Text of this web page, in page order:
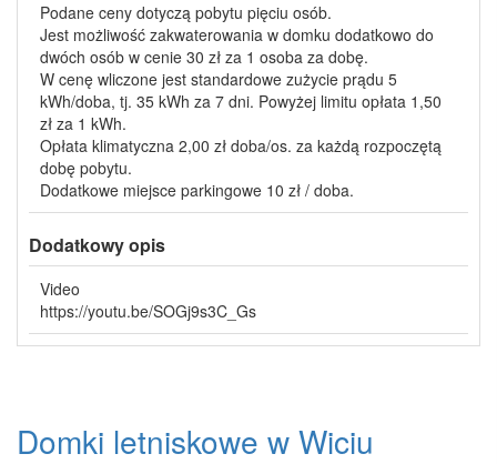
Podane ceny dotyczą pobytu pięciu osób.
Jest możliwość zakwaterowania w domku dodatkowo do
dwóch osób w cenie 30 zł za 1 osoba za dobę.
W cenę wliczone jest standardowe zużycie prądu 5
kWh/doba, tj. 35 kWh za 7 dni. Powyżej limitu opłata 1,50
zł za 1 kWh.
Opłata klimatyczna 2,00 zł doba/os. za każdą rozpoczętą
dobę pobytu.
Dodatkowe miejsce parkingowe 10 zł / doba.
Dodatkowy opis
Video
https://youtu.be/SOGj9s3C_Gs
Domki letniskowe w Wiciu